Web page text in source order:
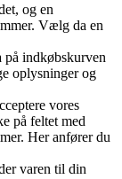
og en
Vælg da en
på indkøbskurven
oplysninger og
vores
på feltet med
Her anfører du
varen til din